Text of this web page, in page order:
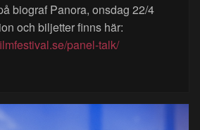
biograf Panora, onsdag 22/4
och biljetter finns här:
panel-talk/